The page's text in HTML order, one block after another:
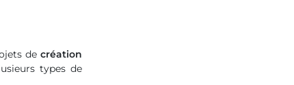
de création
types de